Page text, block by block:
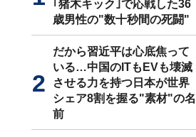
｢猪木キック｣で応戦した36
歳男性の"数十秒間の死闘"
だから習近平は心底焦って
いる…中国のITもEVも壊滅
させる力を持つ日本が世界
シェア8割を握る"素材"の名
前